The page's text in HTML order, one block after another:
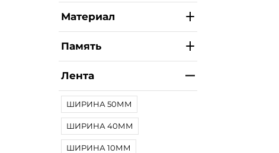
Материал
Память
Лента
ШИРИНА 50ММ
ШИРИНА 40ММ
ШИРИНА 10ММ